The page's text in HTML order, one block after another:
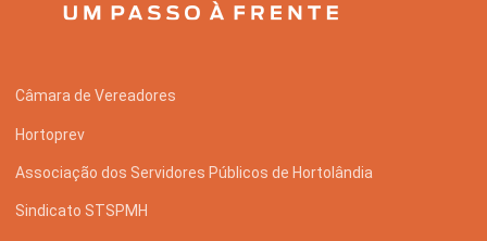
Câmara de Vereadores
Hortoprev
Associação dos Servidores Públicos de Hortolândia
Sindicato STSPMH